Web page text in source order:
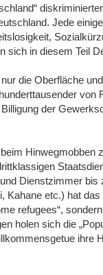
Jede
sich in diesem Teil
die Oberfläche
der
Hinwegmobben
Dienstzimmer bis
Kahane etc.) hat
refugees“,
holen sich die
ihre